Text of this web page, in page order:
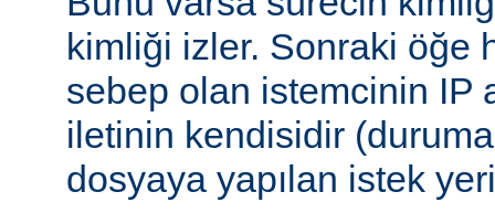
kimliği izler. Sonraki öğe
sebep olan istemcinin IP
iletinin kendisidir (duruma
dosyaya yapılan istek